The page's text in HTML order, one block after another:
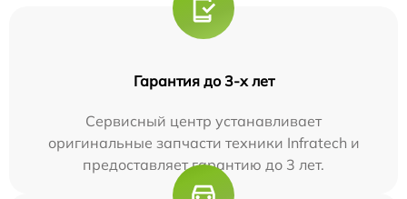
Гарантия до 3-х лет
Сервисный центр устанавливает
оригинальные запчасти техники Infratech и
предоставляет гарантию до 3 лет.